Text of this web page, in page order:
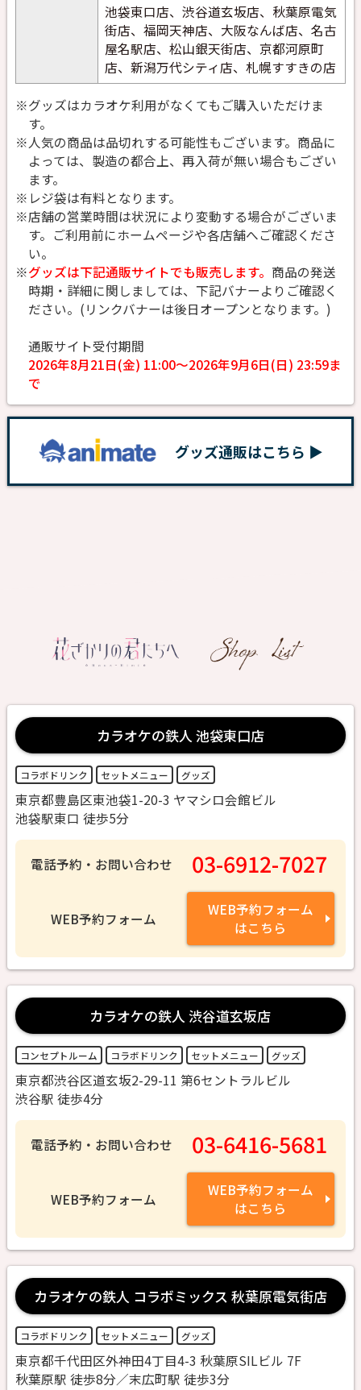
池袋東口店、渋谷道玄坂店、秋葉原電気
街店、福岡天神店、大阪なんば店、名古
屋名駅店、松山銀天街店、京都河原町
店、新潟万代シティ店、札幌すすきの店
※グッズはカラオケ利用がなくてもご購入いただけま
す。
※人気の商品は品切れする可能性もございます。商品に
よっては、製造の都合上、再入荷が無い場合もござい
ます。
※レジ袋は有料となります。
※店舗の営業時間は状況により変動する場合がございま
す。ご利用前にホームページや各店舗へご確認くださ
い。
※グッズは下記通販サイトでも販売します。 商品の発送
時期・詳細に関しましては、下記バナーよりご確認く
ださい。(リンクバナーは後日オープンとなります。)
通販サイト受付期間
2026年8月21日(金) 11:00～2026年9月6日(日) 23:59ま
で
グッズ通販はこちら ▶
カラオケの鉄人 池袋東口店
コラボドリンク セットメニュー グッズ
東京都豊島区東池袋1-20-3 ヤマシロ会館ビル
池袋駅東口 徒歩5分
電話予約・お問い合わせ 03-6912-7027
WEB予約フォーム
WEB予約フォーム
はこちら
カラオケの鉄人 渋谷道玄坂店
コンセプトルーム コラボドリンク セットメニュー グッズ
東京都渋谷区道玄坂2-29-11 第6セントラルビル
渋谷駅 徒歩4分
電話予約・お問い合わせ 03-6416-5681
WEB予約フォーム
WEB予約フォーム
はこちら
カラオケの鉄人 コラボミックス 秋葉原電気街店
コラボドリンク セットメニュー グッズ
東京都千代田区外神田4丁目4-3 秋葉原SILビル 7F
秋葉原駅 徒歩8分／末広町駅 徒歩3分